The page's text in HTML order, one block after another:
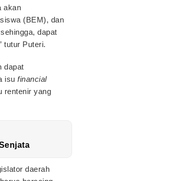
akan
(BEM), dan
dapat
tutur Puteri.
dapat
isu financial
rentenir yang
daerah